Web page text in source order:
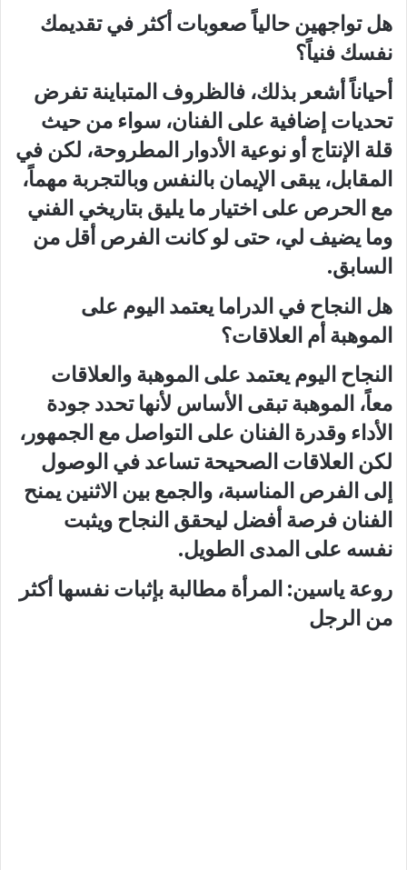
هل تواجهين حالياً صعوبات أكثر في تقديمك
نفسك فنياً؟
أحياناً أشعر بذلك، فالظروف المتباينة تفرض
تحديات إضافية على الفنان، سواء من حيث
قلة الإنتاج أو نوعية الأدوار المطروحة، لكن في
المقابل، يبقى الإيمان بالنفس وبالتجربة مهماً،
مع الحرص على اختيار ما يليق بتاريخي الفني
وما يضيف لي، حتى لو كانت الفرص أقل من
السابق.
هل النجاح في الدراما يعتمد اليوم على
الموهبة أم العلاقات؟
النجاح اليوم يعتمد على الموهبة والعلاقات
معاً، الموهبة تبقى الأساس لأنها تحدد جودة
الأداء وقدرة الفنان على التواصل مع الجمهور،
لكن العلاقات الصحيحة تساعد في الوصول
إلى الفرص المناسبة، والجمع بين الاثنين يمنح
الفنان فرصة أفضل ليحقق النجاح ويثبت
نفسه على المدى الطويل.
روعة ياسين: المرأة مطالبة بإثبات نفسها أكثر
من الرجل